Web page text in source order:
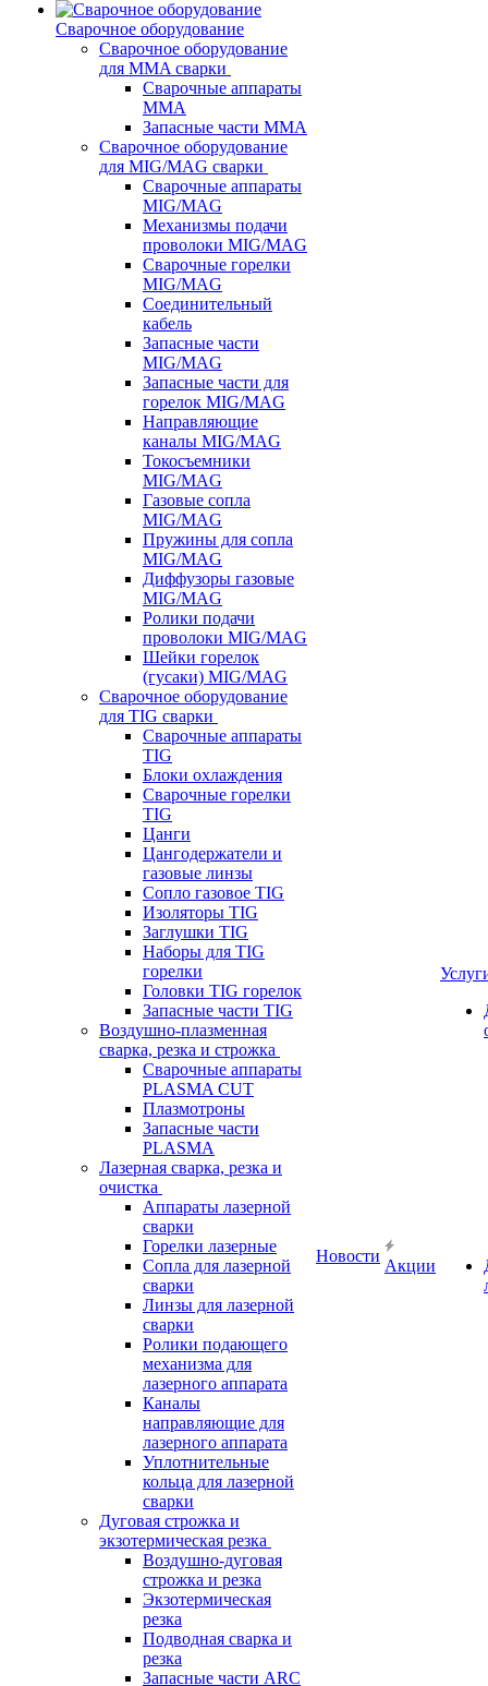
Сварочное оборудование
Сварочное оборудование
для MMA сварки
Сварочные аппараты
MMA
Запасные части MMA
Сварочное оборудование
для MIG/MAG сварки
Сварочные аппараты
MIG/MAG
Механизмы подачи
проволоки MIG/MAG
Сварочные горелки
MIG/MAG
Соединительный
кабель
Запасные части
MIG/MAG
Запасные части для
горелок MIG/MAG
Направляющие
каналы MIG/MAG
Токосъемники
MIG/MAG
Газовые сопла
MIG/MAG
Пружины для сопла
MIG/MAG
Диффузоры газовые
MIG/MAG
Ролики подачи
проволоки MIG/MAG
Шейки горелок
(гусаки) MIG/MAG
Сварочное оборудование
для TIG сварки
Сварочные аппараты
TIG
Блоки охлаждения
Сварочные горелки
TIG
Цанги
Цангодержатели и
газовые линзы
Сопло газовое TIG
Изоляторы TIG
Заглушки TIG
Наборы для TIG
горелки
Головки TIG горелок
Запасные части TIG
Воздушно-плазменная
сварка, резка и строжка
Сварочные аппараты
PLASMA CUT
Плазмотроны
Запасные части
PLASMA
Лазерная сварка, резка и
очистка
Аппараты лазерной
сварки
Горелки лазерные
Сопла для лазерной
сварки
Линзы для лазерной
сварки
Ролики подающего
механизма для
лазерного аппарата
Каналы
направляющие для
лазерного аппарата
Уплотнительные
кольца для лазерной
сварки
Дуговая строжка и
экзотермическая резка
Воздушно-дуговая
строжка и резка
Экзотермическая
резка
Подводная сварка и
резка
Запасные части ARC
Новости
Акции